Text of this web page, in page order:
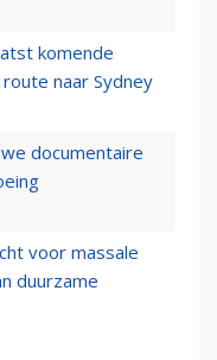
komende
naar Sydney
documentaire
voor massale
duurzame